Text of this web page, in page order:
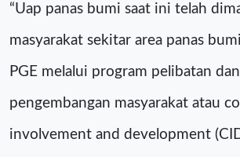
“Uap panas bumi saat ini telah
masyarakat sekitar area panas
PGE melalui program pelibatan dan
pengembangan masyarakat atau
involvement and development